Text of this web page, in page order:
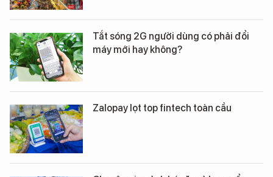
Tắt sóng 2G người dùng có phải đổi
máy mới hay không?
Zalopay lọt top fintech toàn cầu